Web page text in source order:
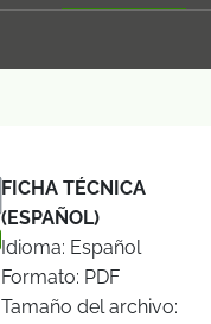
FICHA TÉCNICA
(ESPAÑOL)
Idioma: Español
Formato: PDF
Tamaño del archivo: